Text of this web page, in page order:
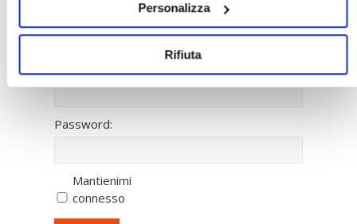
Personalizza
Rifiuta
〉 Accesso all’area riservata
Password:
Mantienimi
connesso